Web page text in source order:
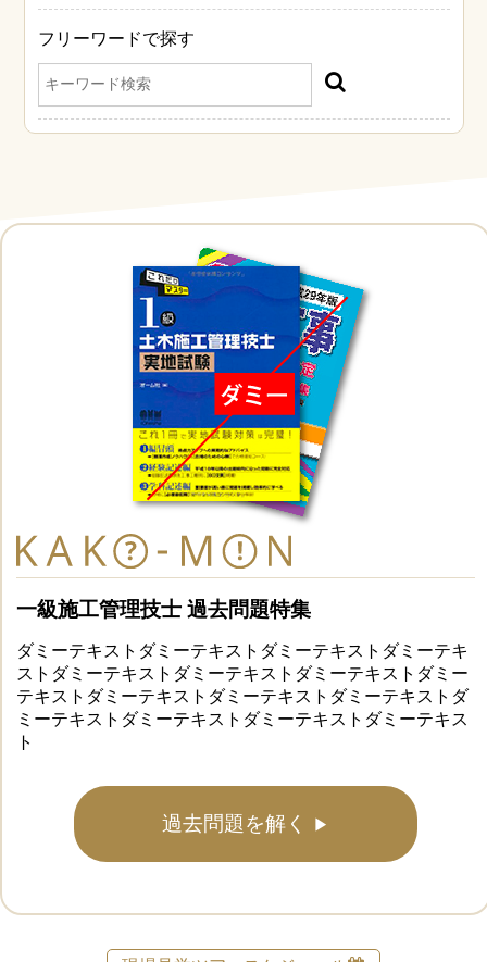
フリーワードで探す
一級施工管理技士 過去問題特集
ダミーテキストダミーテキストダミーテキストダミーテキ
ストダミーテキストダミーテキストダミーテキストダミー
テキストダミーテキストダミーテキストダミーテキストダ
ミーテキストダミーテキストダミーテキストダミーテキス
ト
過去問題を解く